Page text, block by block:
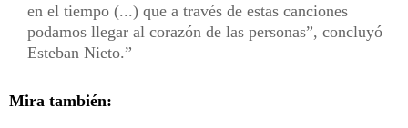
en el tiempo (...) que a través de estas canciones
podamos llegar al corazón de las personas”, concluyó
Esteban Nieto.
Mira también: